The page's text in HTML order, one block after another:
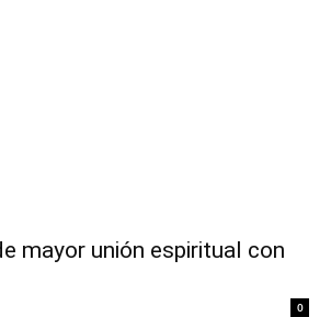
mayor unión espiritual con
0